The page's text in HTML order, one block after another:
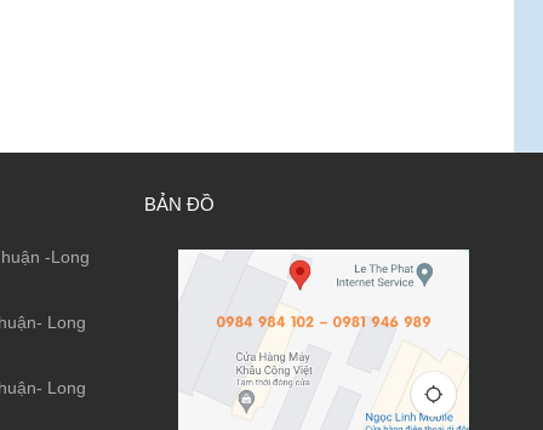
-Long
Long
Long
BẢN ĐỒ